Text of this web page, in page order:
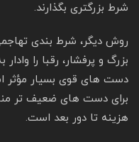
شرط بزرگتری بگذارند.
روش دیگر، شرط بندی
بزرگ و پرفشار، رقبا را
دست های قوی بسیار مؤثر
برای دست های ضعیف تر
هزینه تا دور بعد است.